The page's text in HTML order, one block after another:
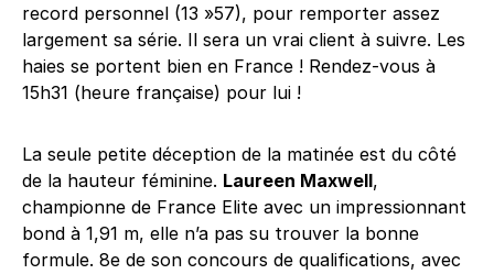
record personnel (13 »57), pour remporter assez
largement sa série. Il sera un vrai client à suivre. Les
haies se portent bien en France ! Rendez-vous à
15h31 (heure française) pour lui !
La seule petite déception de la matinée est du côté
de la hauteur féminine. Laureen Maxwell,
championne de France Elite avec un impressionnant
bond à 1,91 m, elle n’a pas su trouver la bonne
formule. 8e de son concours de qualifications, avec